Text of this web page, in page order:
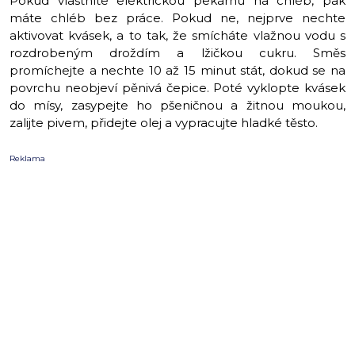
máte chléb bez práce. Pokud ne, nejprve nechte
aktivovat kvásek, a to tak, že smícháte vlažnou vodu s
rozdrobeným droždím a lžičkou cukru. Směs
promíchejte a nechte 10 až 15 minut stát, dokud se na
povrchu neobjeví pěnivá čepice. Poté vyklopte kvásek
do mísy, zasypejte ho pšeničnou a žitnou moukou,
zalijte pivem, přidejte olej a vypracujte hladké těsto.
Reklama